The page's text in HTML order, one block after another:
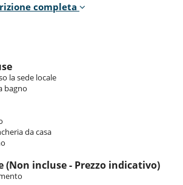
1 bunk beds 90 cm.
1 double bed 160 cm. This bedroom includes
1 double bed 160 cm. , with 2 washbasins,
also TV, towel dryer, WC.
blend of contemporary elegance and
lounge, dominated by a cosy wood-burning
to relax after a day on the slopes. The decor
completa
la sede locale
bagno
da casa
(Non incluse - Prezzo indicativo)